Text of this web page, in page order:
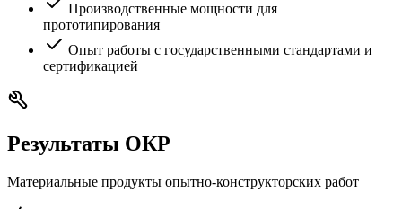
Производственные мощности для
прототипирования
Опыт работы с государственными стандартами и
сертификацией
Результаты ОКР
Материальные продукты опытно-конструкторских работ